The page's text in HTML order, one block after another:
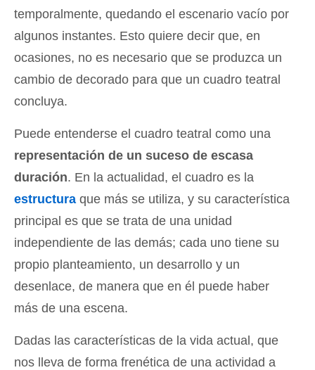
temporalmente, quedando el escenario vacío por
algunos instantes. Esto quiere decir que, en
ocasiones, no es necesario que se produzca un
cambio de decorado para que un cuadro teatral
concluya.
Puede entenderse el cuadro teatral como una
representación de un suceso de escasa
duración. En la actualidad, el cuadro es la
estructura que más se utiliza, y su característica
principal es que se trata de una unidad
independiente de las demás; cada uno tiene su
propio planteamiento, un desarrollo y un
desenlace, de manera que en él puede haber
más de una escena.
Dadas las características de la vida actual, que
nos lleva de forma frenética de una actividad a